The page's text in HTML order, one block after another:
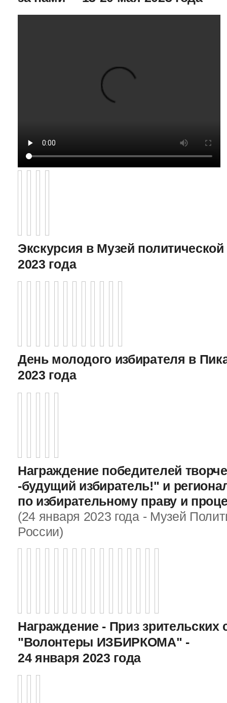
Экскурсия в Музей
2023 года
День молодого избирателя в
2023 года
Награждение победителей
-будущий избиратель!" и
по избирательному праву и
(24 января 2023 года - Музей
России)
Награждение - Приз зрительских
"Волонтеры ИЗБИРКОМА" -
24 января 2023 года